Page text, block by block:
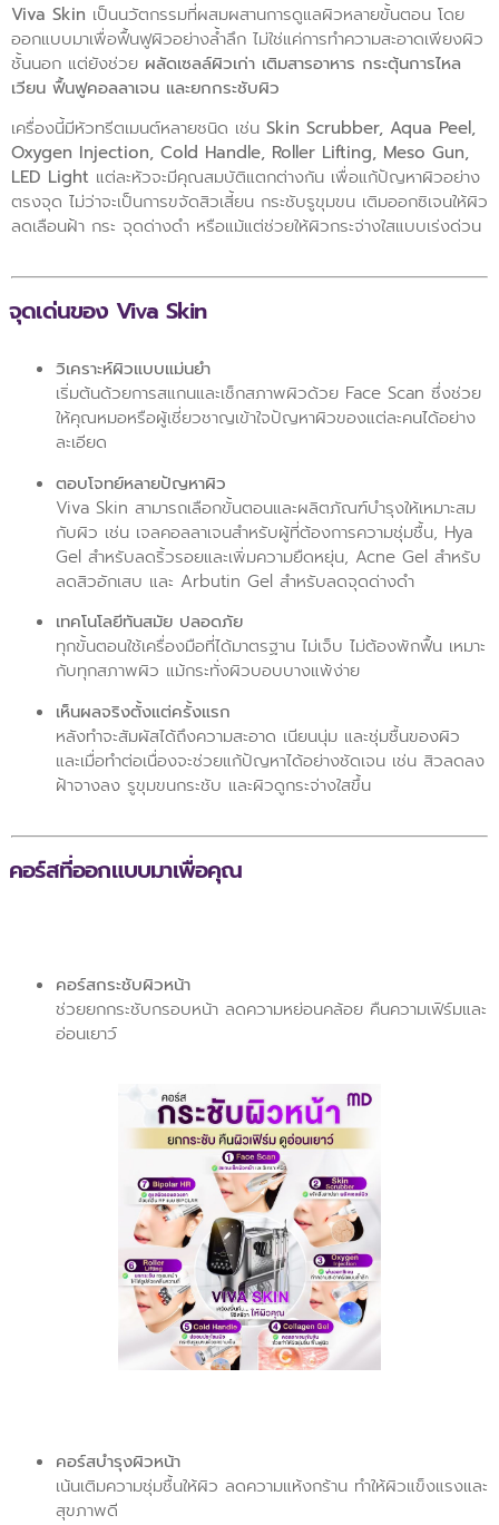
Viva Skin เป็นนวัตกรรมที่ผสมผสานการดูแลผิวหลายขั้นตอน โดย
ออกแบบมาเพื่อฟื้นฟูผิวอย่างล้ำลึก ไม่ใช่แค่การทำความสะอาดเพียงผิว
ชั้นนอก แต่ยังช่วย ผลัดเซลล์ผิวเก่า เติมสารอาหาร กระตุ้นการไหล
เวียน ฟื้นฟูคอลลาเจน และยกกระชับผิว
เครื่องนี้มีหัวทรีตเมนต์หลายชนิด เช่น Skin Scrubber, Aqua Peel,
Oxygen Injection, Cold Handle, Roller Lifting, Meso Gun,
LED Light แต่ละหัวจะมีคุณสมบัติแตกต่างกัน เพื่อแก้ปัญหาผิวอย่าง
ตรงจุด ไม่ว่าจะเป็นการขจัดสิวเสี้ยน กระชับรูขุมขน เติมออกซิเจนให้ผิว
ลดเลือนฝ้า กระ จุดด่างดำ หรือแม้แต่ช่วยให้ผิวกระจ่างใสแบบเร่งด่วน
จุดเด่นของ Viva Skin
วิเคราะห์ผิวแบบแม่นยำ
เริ่มต้นด้วยการสแกนและเช็กสภาพผิวด้วย Face Scan ซึ่งช่วย
ให้คุณหมอหรือผู้เชี่ยวชาญเข้าใจปัญหาผิวของแต่ละคนได้อย่าง
ละเอียด
ตอบโจทย์หลายปัญหาผิว
Viva Skin สามารถเลือกขั้นตอนและผลิตภัณฑ์บำรุงให้เหมาะสม
กับผิว เช่น เจลคอลลาเจนสำหรับผู้ที่ต้องการความชุ่มชื้น, Hya
Gel สำหรับลดริ้วรอยและเพิ่มความยืดหยุ่น, Acne Gel สำหรับ
ลดสิวอักเสบ และ Arbutin Gel สำหรับลดจุดด่างดำ
เทคโนโลยีทันสมัย ปลอดภัย
ทุกขั้นตอนใช้เครื่องมือที่ได้มาตรฐาน ไม่เจ็บ ไม่ต้องพักฟื้น เหมาะ
กับทุกสภาพผิว แม้กระทั่งผิวบอบบางแพ้ง่าย
เห็นผลจริงตั้งแต่ครั้งแรก
หลังทำจะสัมผัสได้ถึงความสะอาด เนียนนุ่ม และชุ่มชื้นของผิว
และเมื่อทำต่อเนื่องจะช่วยแก้ปัญหาได้อย่างชัดเจน เช่น สิวลดลง
ฝ้าจางลง รูขุมขนกระชับ และผิวดูกระจ่างใสขึ้น
คอร์สที่ออกแบบมาเพื่อคุณ
คอร์สกระชับผิวหน้า
ช่วยยกกระชับกรอบหน้า ลดความหย่อนคล้อย คืนความเฟิร์มและ
อ่อนเยาว์
คอร์สบำรุงผิวหน้า
เน้นเติมความชุ่มชื้นให้ผิว ลดความแห้งกร้าน ทำให้ผิวแข็งแรงและ
สุขภาพดี